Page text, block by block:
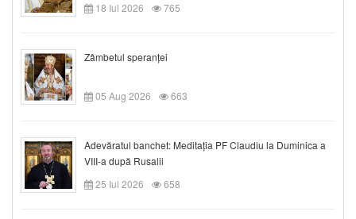
18 Iul 2026
765
Zâmbetul speranței
05 Aug 2026 663
Adevăratul banchet: Meditația PF Claudiu la Duminica a
VIII-a după Rusalii
25 Iul 2026
658